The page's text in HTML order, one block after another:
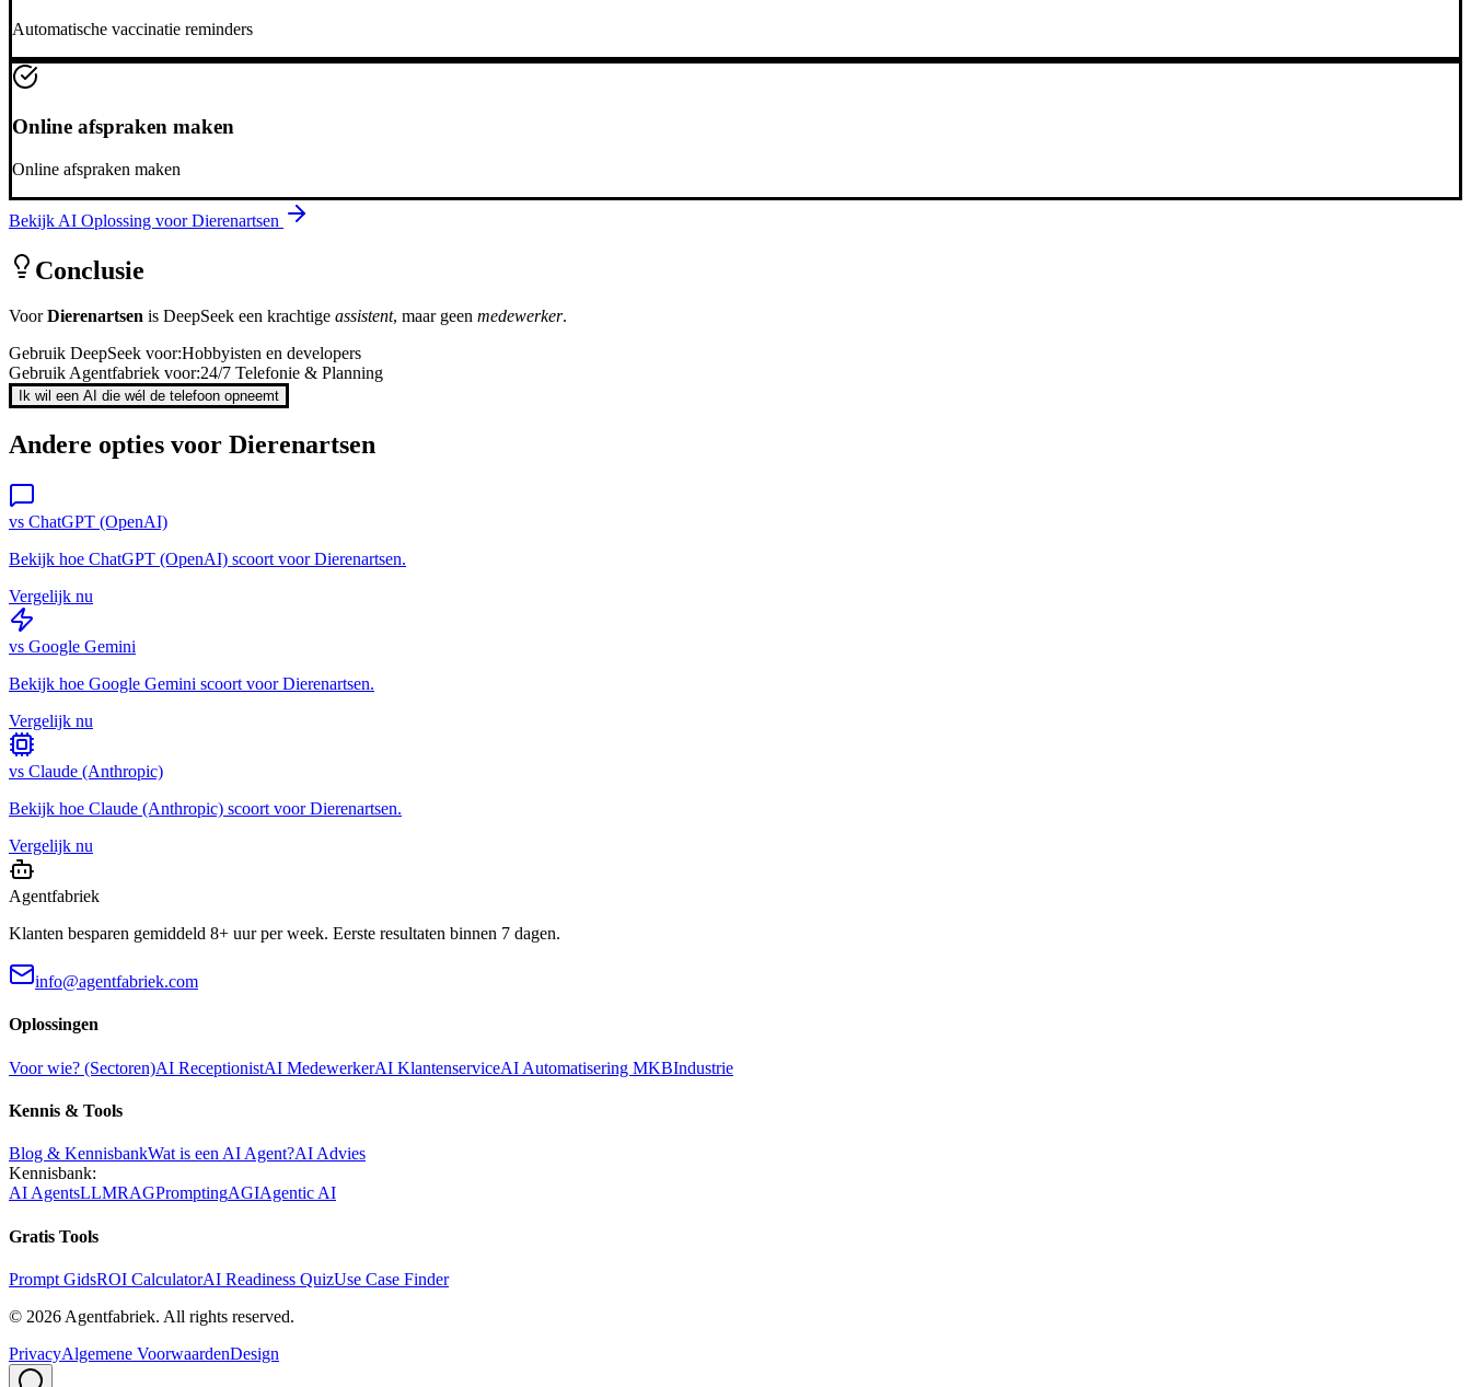
Automatische vaccinatie reminders
Online afspraken maken
Online afspraken maken
Bekijk AI Oplossing voorDierenartsen
Conclusie
VoorDierenartsen is DeepSeek een krachtige assistent, maar geen medewerker.
Gebruik DeepSeek voor:Hobbyisten en developers
Gebruik Agentfabriek voor:24/7 Telefonie & Planning
Ik wil een AI die wél de telefoon opneemt
Andere opties voor Dierenartsen
vs ChatGPT (OpenAI)
Bekijk hoe ChatGPT (OpenAI) scoort voorDierenartsen.
Vergelijk nu
vs Google Gemini
Bekijk hoe Google Gemini scoort voorDierenartsen.
Vergelijk nu
vs Claude (Anthropic)
Bekijk hoe Claude (Anthropic) scoort voorDierenartsen.
Vergelijk nu
Agentfabriek
Klanten besparen gemiddeld 8+ uur per week. Eerste resultaten binnen 7 dagen.
info@agentfabriek.com
Oplossingen
Voor wie? (Sectoren)AI ReceptionistAI MedewerkerAI KlantenserviceAI Automatisering MKBIndustrie
Kennis & Tools
Blog & KennisbankWat is een AI Agent?AI Advies
Kennisbank:
AI AgentsLLMRAGPromptingAGIAgentic AI
Gratis Tools
Prompt GidsROI CalculatorAI Readiness QuizUse Case Finder
© 2026 Agentfabriek. All rights reserved.
PrivacyAlgemene VoorwaardenDesign